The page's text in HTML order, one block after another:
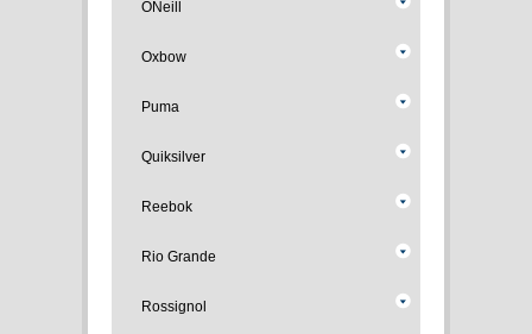
ONeill
Oxbow
Puma
Quiksilver
Reebok
Rio Grande
Rossignol